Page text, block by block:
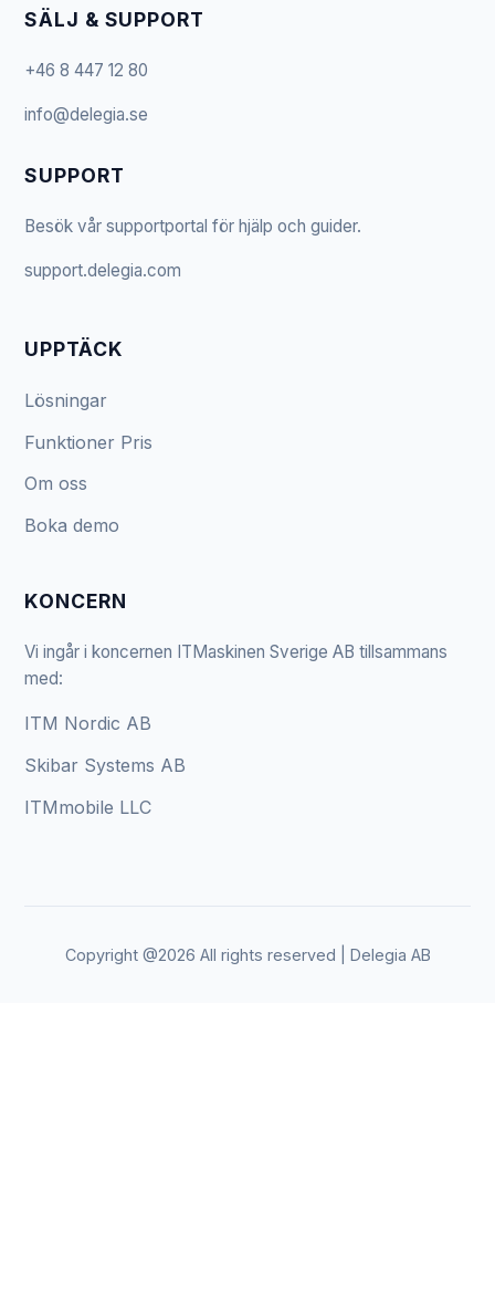
SÄLJ & SUPPORT
+46 8 447 12 80
info@delegia.se
SUPPORT
Besök vår supportportal för hjälp och guider.
support.delegia.com
UPPTÄCK
Lösningar
Funktioner Pris
Om oss
Boka demo
KONCERN
Vi ingår i koncernen ITMaskinen Sverige AB tillsammans
med:
ITM Nordic AB
Skibar Systems AB
ITMmobile LLC
Copyright @2026 All rights reserved | Delegia AB